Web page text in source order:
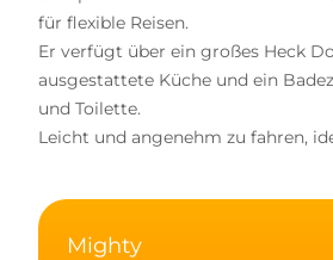
für flexible Reisen.
Er verfügt über ein großes Heck
ausgestattete Küche und ein
und Toilette.
Leicht und angenehm zu fahren,
Mighty